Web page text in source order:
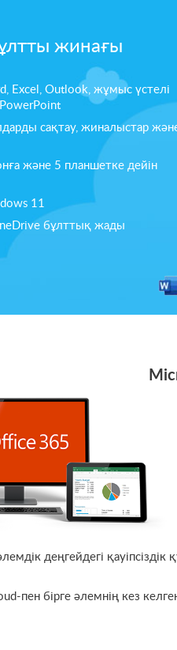
жинағы
Excel, Outlook, жұмыс үстелі
сақтау, жиналыстар
және 5 планшетке дейін
11
бұлттық жады
деңгейдегі
пен бірге әлемнің кез